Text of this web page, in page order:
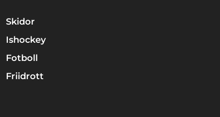
Skidor
Ishockey
Fotboll
Friidrott